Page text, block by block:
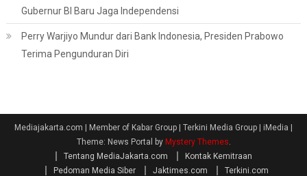
Gubernur BI Baru Jaga Independensi
Perry Warjiyo Mundur dari Bank Indonesia, Presiden Prabowo
Terima Pengunduran Diri
Mediajakarta.com | Member of Kabar Group | Terkini Media Group | iMedia
Theme: News Portal by Mystery Themes.
Tentang MediaJakarta.com
Kontak Kemitraan
Pedoman Media Siber
Jaktimes.com Terkini.com